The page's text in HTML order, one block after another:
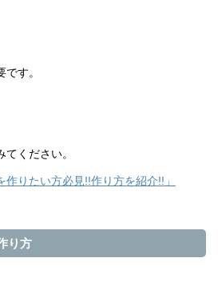
す。
ください。
作りたい方必見!!作り方を紹介!!」
り方